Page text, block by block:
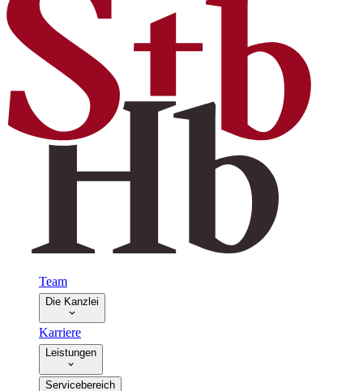
Team
Die Kanzlei
Karriere
Leistungen
Servicebereich